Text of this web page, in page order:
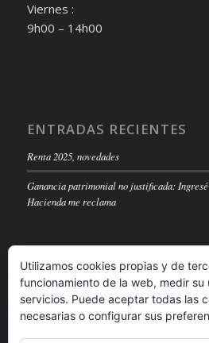
Viernes :
9h00 – 14h00
ENTRADAS RECIENTES
Renta 2025, novedades
Ganancia patrimonial no justificada:
Hacienda me reclama
LEGAL NOTICE
Read
Utilizamos cookies propias y de
funcionamiento de la web, medir su
servicios. Puede aceptar todas las
necesarias o configurar sus